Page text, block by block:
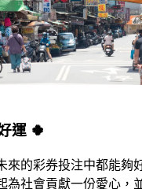
運 🍀
來的彩券投注中都能夠
為社會貢獻一份愛心，